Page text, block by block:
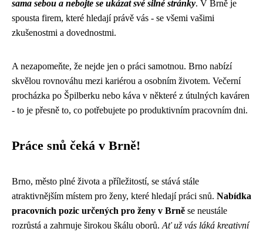
sama sebou a nebojte se ukázat své silné stránky. V Brně je
spousta firem, které hledají právě vás - se všemi vašimi
zkušenostmi a dovednostmi.
A nezapomeňte, že nejde jen o práci samotnou. Brno nabízí
skvělou rovnováhu mezi kariérou a osobním životem. Večerní
procházka po Špilberku nebo káva v některé z útulných kaváren
- to je přesně to, co potřebujete po produktivním pracovním dni.
Práce snů čeká v Brně!
Brno, město plné života a příležitostí, se stává stále
atraktivnějším místem pro ženy, které hledají práci snů. Nabídka
pracovních pozic určených pro ženy v Brně se neustále
rozrůstá a zahrnuje širokou škálu oborů. Ať už vás láká kreativní